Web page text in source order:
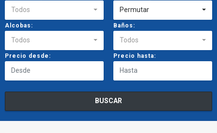
Todos Permutar
Alcobas:
Todos
Baños:
Todos
Precio desde: Precio hasta:
BUSCAR